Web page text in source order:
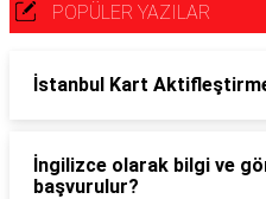
POPÜLER YAZILAR
İstanbul Kart
İngilizce olarak bilgi ve
başvurulur?